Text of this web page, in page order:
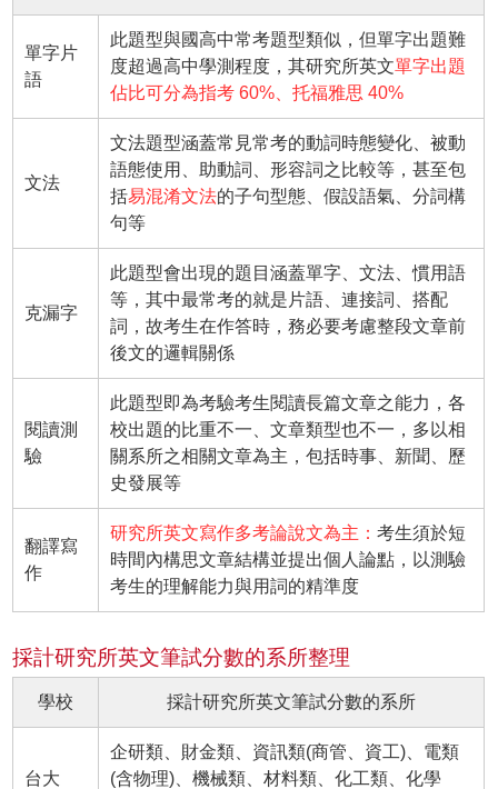
單字片
語
此題型與國高中常考題型類似，但單字出題難
度超過高中學測程度，其研究所英文單字出題
佔比可分為指考 60%、托福雅思 40%
文法
文法題型涵蓋常見常考的動詞時態變化、被動
語態使用、助動詞、形容詞之比較等，甚至包
括易混淆文法的子句型態、假設語氣、分詞構
句等
克漏字
此題型會出現的題目涵蓋單字、文法、慣用語
等，其中最常考的就是片語、連接詞、搭配
詞，故考生在作答時，務必要考慮整段文章前
後文的邏輯關係
閱讀測
驗
此題型即為考驗考生閱讀長篇文章之能力，各
校出題的比重不一、文章類型也不一，多以相
關系所之相關文章為主，包括時事、新聞、歷
史發展等
翻譯寫
作
研究所英文寫作多考論說文為主：考生須於短
時間內構思文章結構並提出個人論點，以測驗
考生的理解能力與用詞的精準度
採計研究所英文筆試分數的系所整理
學校 採計研究所英文筆試分數的系所
台大
企研類、財金類、資訊類(商管、資工)、電類
(含物理)、機械類、材料類、化工類、化學